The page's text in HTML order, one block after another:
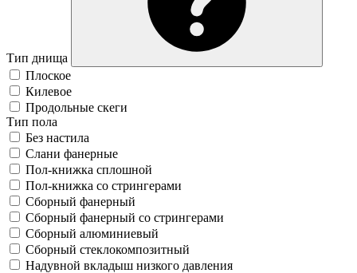
Тип днища
Плоское
Килевое
Продольные скеги
Тип пола
Без настила
Слани фанерные
Пол-книжка сплошной
Пол-книжка со стрингерами
Сборный фанерный
Сборный фанерный со стрингерами
Сборный алюминиевый
Сборный стеклокомпозитный
Надувной вкладыш низкого давления